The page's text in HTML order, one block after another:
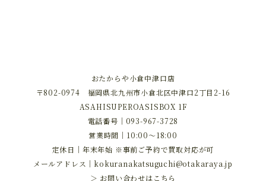
おたからや小倉中津口店
〒802-0974 福岡県北九州市小倉北区中津口2丁目2-16
ASAHISUPEROASISBOX 1F
電話番号｜ 093-967-3728
営業時間｜10:00～18:00
定休日｜年末年始 ※事前ご予約で買取対応が可
メールアドレス｜ kokuranakatsuguchi@otakaraya.jp
＞ お問い合わせはこちら